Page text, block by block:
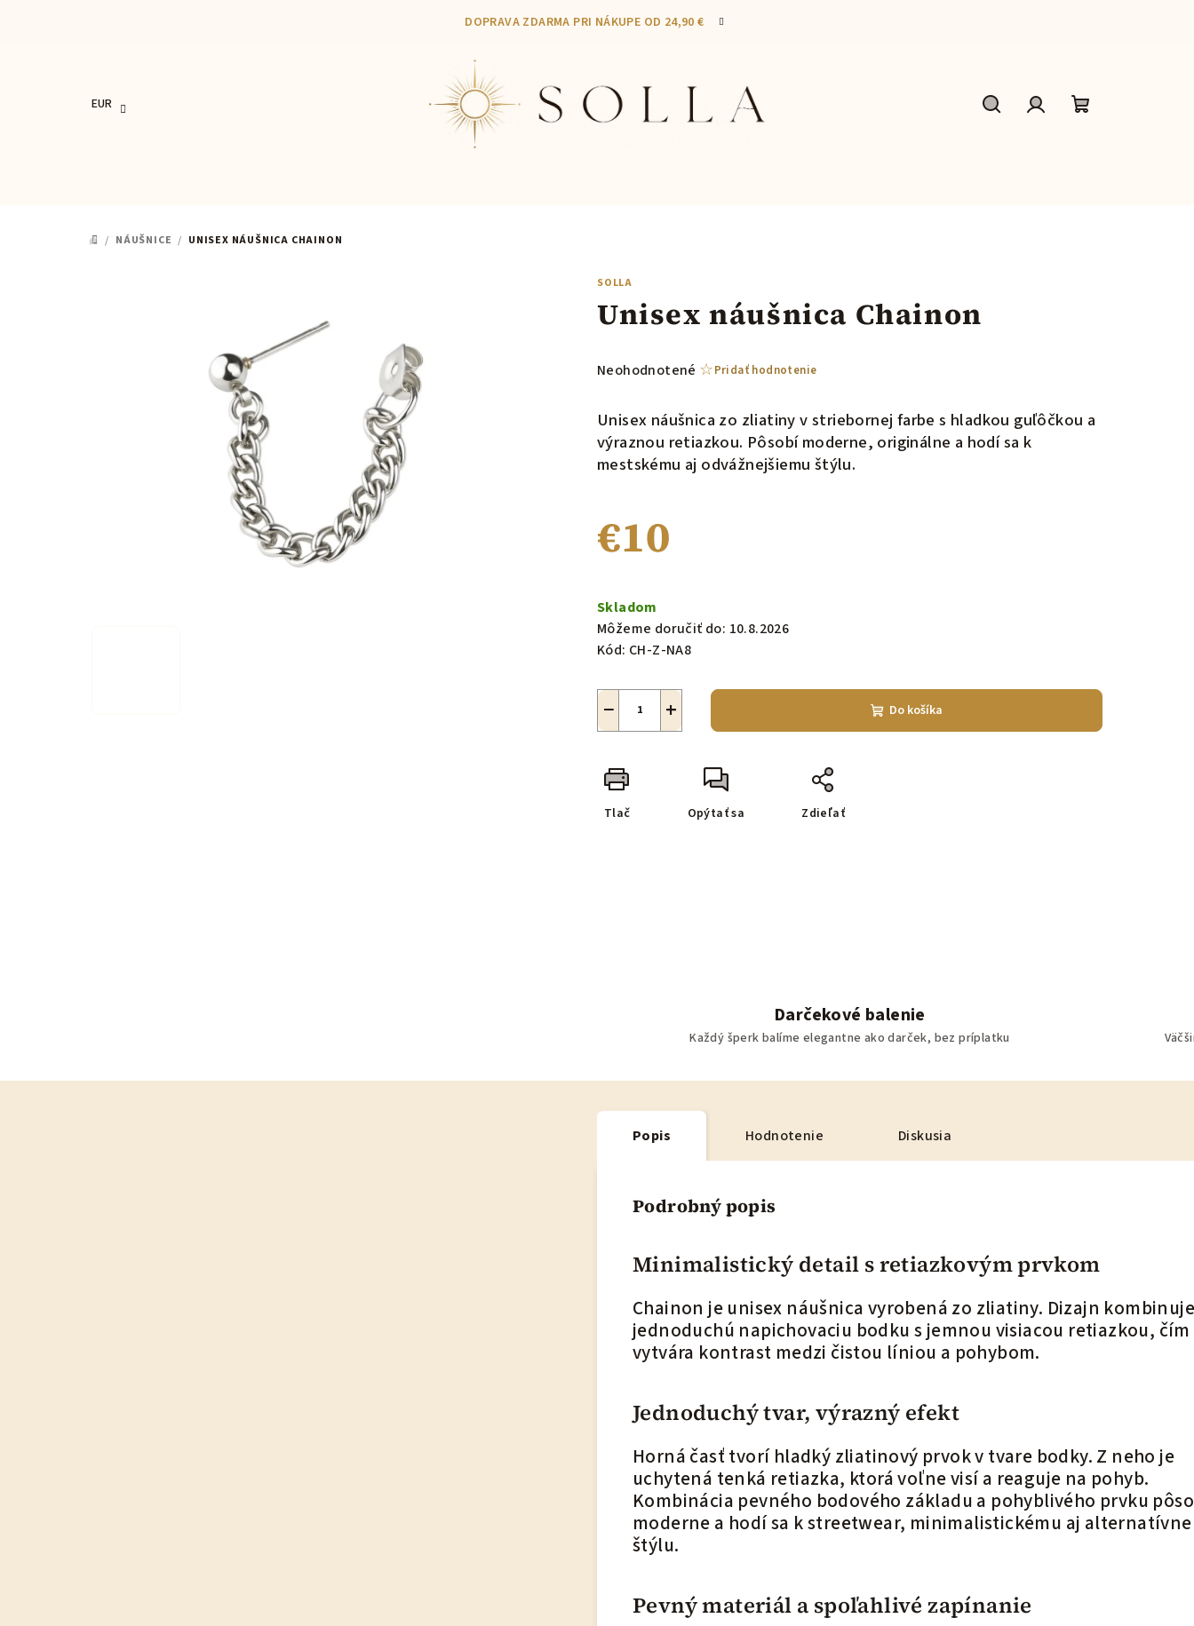
DOPRAVA ZDARMA PRI NÁKUPE OD 24,90 €
EUR
DOMOV
/ NÁUŠNICE / UNISEX NÁUŠNICA CHAINON
SOLLA
Unisex náušnica Chainon
Priemerné
produktu
je
0,0
z
Neohodnotené Pridať hodnotenie
Unisex náušnica zo zliatiny v striebornej farbe s hladkou guľôčkou a
výraznou retiazkou. Pôsobí moderne, originálne a hodí sa k
mestskému aj odvážnejšiemu štýlu.
€10
cena:
Skladom
Môžeme doručiť do: 10.8.2026
Kód: CH-Z-NA8
+
− Do košíka
Tlač Opýtať sa Zdieľať
Darčekové balenie
Každý šperk balíme elegantne ako darček, bez príplatku
Popis Hodnotenie Diskusia
Podrobný popis
Minimalistický detail s retiazkovým prvkom
Chainon je unisex náušnica vyrobená zo zliatiny. Dizajn
jednoduchú napichovaciu bodku s jemnou visiacou retiazkou, čím
vytvára kontrast medzi čistou líniou a pohybom.
Jednoduchý tvar, výrazný efekt
Horná časť tvorí hladký zliatinový prvok v tvare bodky. Z neho je
uchytená tenká retiazka, ktorá voľne visí a reaguje na pohyb.
Kombinácia pevného bodového základu a pohyblivého prvku
moderne a hodí sa k streetwear, minimalistickému aj
štýlu.
Pevný materiál a spoľahlivé zapínanie